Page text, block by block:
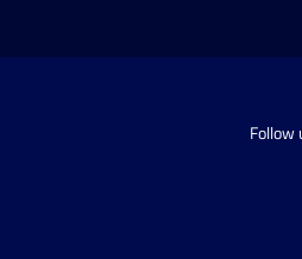
Follow